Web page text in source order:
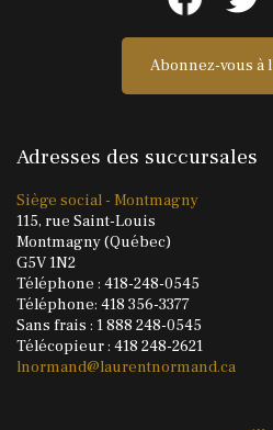
Abonnez-vous à
Adresses des succursales
Siège social - Montmagny
115, rue Saint-Louis
Montmagny (Québec)
G5V 1N2
Téléphone : 418-248-0545
Téléphone: 418 356-3377
Sans frais : 1 888 248-0545
Télécopieur : 418 248-2621
lnormand@laurentnormand.ca